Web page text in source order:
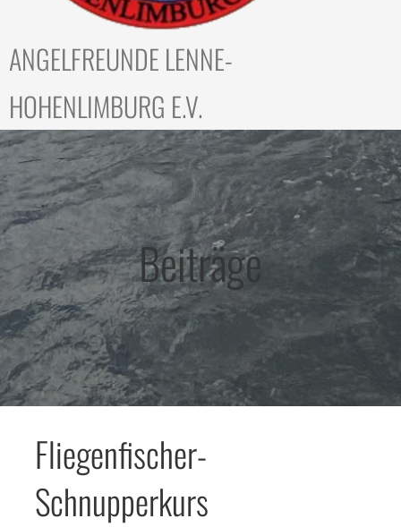
ANGELFREUNDE LENNE-
HOHENLIMBURG E.V.
Beiträge
Fliegenfischer-
Schnupperkurs